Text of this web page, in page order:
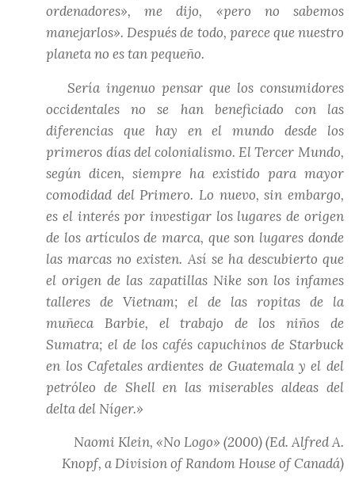
ordenadores», me dijo, «pero no sabemos
manejarlos». Después de todo, parece que nuestro
planeta no es tan pequeño.
Sería ingenuo pensar que los consumidores
occidentales no se han beneficiado con las
diferencias que hay en el mundo desde los
primeros días del colonialismo. El Tercer Mundo,
según dicen, siempre ha existido para mayor
comodidad del Primero. Lo nuevo, sin embargo,
es el interés por investigar los lugares de origen
de los artículos de marca, que son lugares donde
las marcas no existen. Así se ha descubierto que
el origen de las zapatillas Nike son los infames
talleres de Vietnam; el de las ropitas de la
muñeca Barbie, el trabajo de los niños de
Sumatra; el de los cafés capuchinos de Starbuck
en los Cafetales ardientes de Guatemala y el del
petróleo de Shell en las miserables aldeas del
delta del Níger.»
Naomi Klein, «No Logo» (2000) (Ed. Alfred A.
Knopf, a Division of Random House of Canadá)